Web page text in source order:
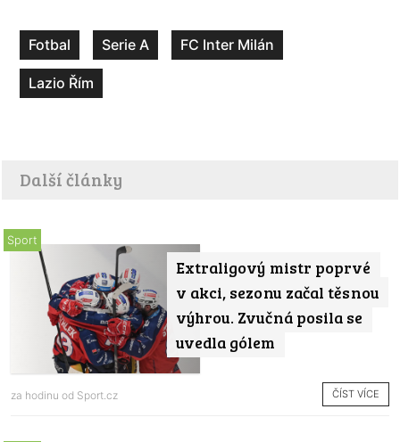
Fotbal Serie A FC Inter Milán
Lazio Řím
Další články
Extraligový mistr poprvé
v akci, sezonu začal těsnou
výhrou. Zvučná posila se
uvedla gólem
Sport
za hodinu od Sport.cz ČÍST VÍCE